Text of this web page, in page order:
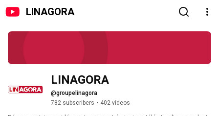
LINAGORA
LINAGORA
@groupelinagora
782 subscribers • 402 videos